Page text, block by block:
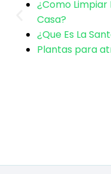
¿Como Limpiar
Casa?
¿Que Es La
Plantas para